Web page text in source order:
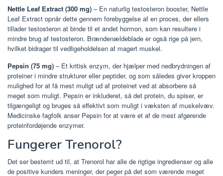
Nettle Leaf Extract (300 mg) – En naturlig testosteron booster, Nettle
Leaf Extract opnår dette gennem forebyggelse af en proces, der ellers
tillader testosteron at binde til et andet hormon, som kan resultere i
mindre brug af testosteron. Brændenældeblade er også rige på jern,
hvilket bidrager til vedligeholdelsen af ​​magert muskel.
Pepsin (75 mg) – Et kritisk enzym, der hjælper med nedbrydningen af ​​
proteiner i mindre strukturer eller peptider, og som således giver kroppen
mulighed for at få mest muligt ud af proteinet ved at absorbere så
meget som muligt. Pepsin er inkluderet, så det protein, du spiser, er
tilgængeligt og bruges så effektivt som muligt i væksten af ​​muskelvæv.
Medicinske fagfolk anser Pepsin for at være et af de mest afgørende
proteinfordøjende enzymer.
Fungerer Trenorol?
Det ser bestemt ud til, at Trenorol har alle de rigtige ingredienser og alle
de positive kunders meninger, der peger på det som værende meget